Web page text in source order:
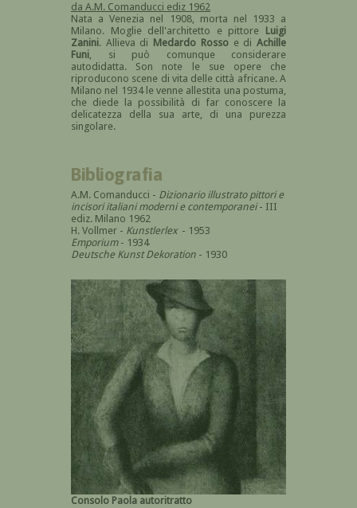
da A.M. Comanducci ediz 1962
Nata a Venezia nel 1908, morta nel 1933 a
Milano. Moglie dell'architetto e pittore Luigi
Zanini. Allieva di Medardo Rossoe diAchille
Funi, si può comunque considerare
autodidatta. Son note le sue opere che
riproducono scene di vita delle città africane. A
Milano nel 1934 le venne allestita una postuma,
che diede la possibilità di far conoscere la
delicatezza della sua arte, di una purezza
singolare.
Bibliografia
A.M. Comanducci - Dizionario illustrato pittori e
incisori italiani moderni e contemporanei- III
ediz. Milano 1962
H. Vollmer - Kunstlerlex - 1953
Emporium- 1934
Deutsche Kunst Dekoration - 1930
Consolo Paola autoritratto